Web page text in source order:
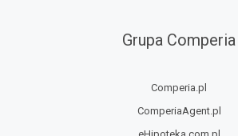
Grupa Comperia
Comperia.pl
ComperiaAgent.pl